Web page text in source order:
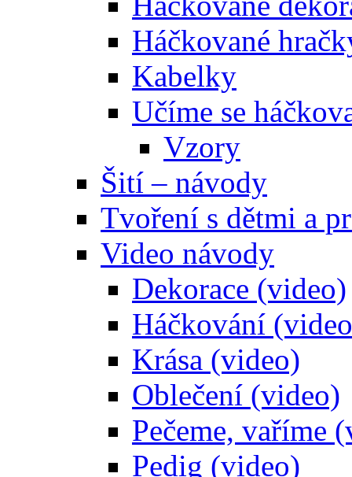
Háčkované
Kabelky
Učíme se
Vzory
Šití – návody
Tvoření s dětmi a
Video návody
Dekorace (video)
Háčkování
Krása (video)
Oblečení (video)
Pečeme, vaříme
Pedig (video)